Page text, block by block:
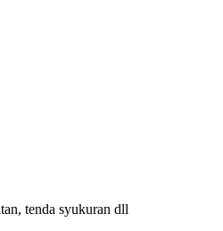
tenda syukuran dll